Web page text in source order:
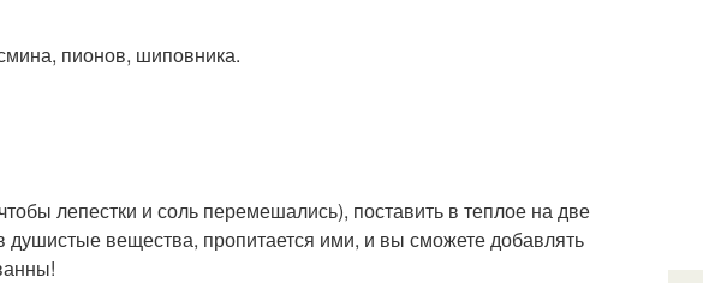
пионов, шиповника.
лепестки и соль перемешались), поставить в теплое на две
душистые вещества, пропитается ими, и вы сможете добавлять